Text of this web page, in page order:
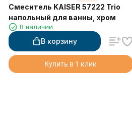
Смеситель KAISER 57222 Trio
напольный для ванны, хром
В наличии
В корзину
Купить в 1 клик